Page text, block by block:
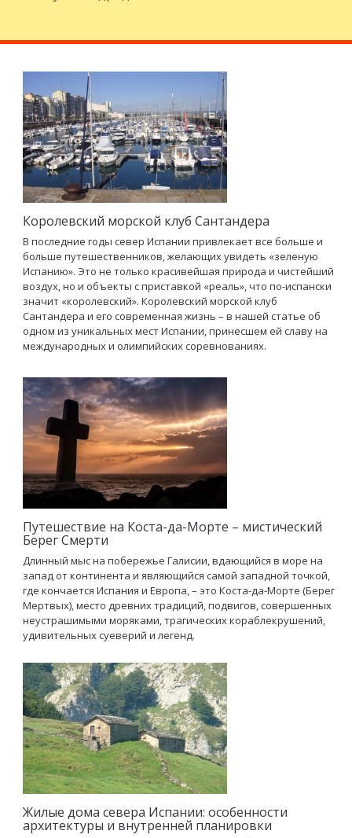
Королевский морской клуб Сантандера
В последние годы север Испании привлекает все больше и
больше путешественников, желающих увидеть «зеленую
Испанию». Это не только красивейшая природа и чистейший
воздух, но и объекты с приставкой «реаль», что по-испански
значит «королевский». Королевский морской клуб
Сантандера и его современная жизнь – в нашей статье об
одном из уникальных мест Испании, принесшем ей славу на
международных и олимпийских соревнованиях.
Путешествие на Коста-да-Морте – мистический
Берег Смерти
Длинный мыс на побережье Галисии, вдающийся в море на
запад от континента и являющийся самой западной точкой,
где кончается Испания и Европа, – это Коста-да-Морте (Берег
Мертвых), место древних традиций, подвигов, совершенных
неустрашимыми моряками, трагических кораблекрушений,
удивительных суеверий и легенд.
Жилые дома севера Испании: особенности
архитектуры и внутренней планировки